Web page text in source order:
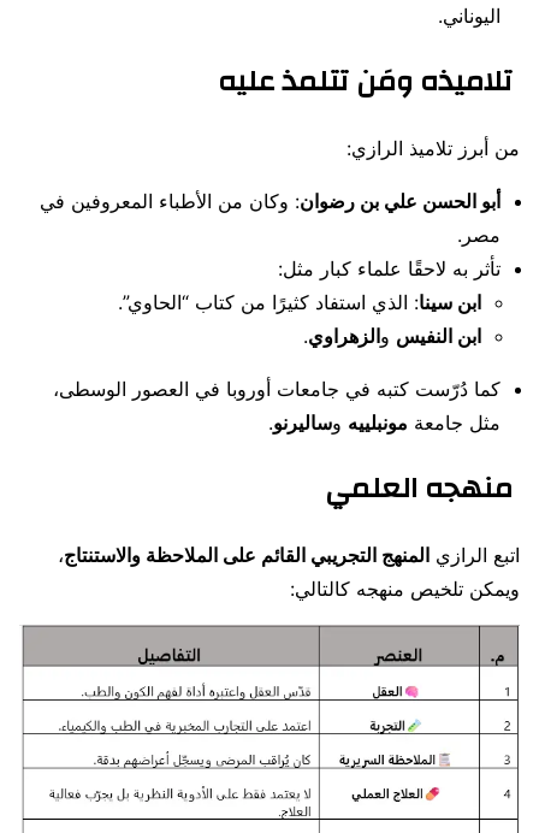
اليوناني.
تلاميذه ومَن تتلمذ عليه
من أبرز تلاميذ الرازي:
أبو الحسن علي بن رضوان: وكان من الأطباء المعروفين في
مصر.
تأثر به لاحقًا علماء كبار مثل:
ابن سينا: الذي استفاد كثيرًا من كتاب “الحاوي”.
ابن النفيس والزهراوي.
كما دُرّست كتبه في جامعات أوروبا في العصور الوسطى،
مثل جامعة مونبلييه وساليرنو.
منهجه العلمي
اتبع الرازي المنهج التجريبي القائم على الملاحظة والاستنتاج،
ويمكن تلخيص منهجه كالتالي: